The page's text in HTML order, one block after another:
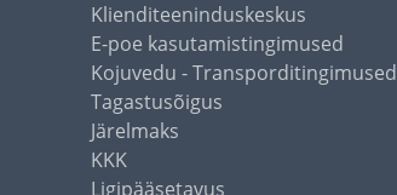
Klienditeeninduskeskus
E-poe kasutamistingimused
Kojuvedu - Transporditingimused
Tagastusõigus
Järelmaks
KKK
Ligipääsetavus